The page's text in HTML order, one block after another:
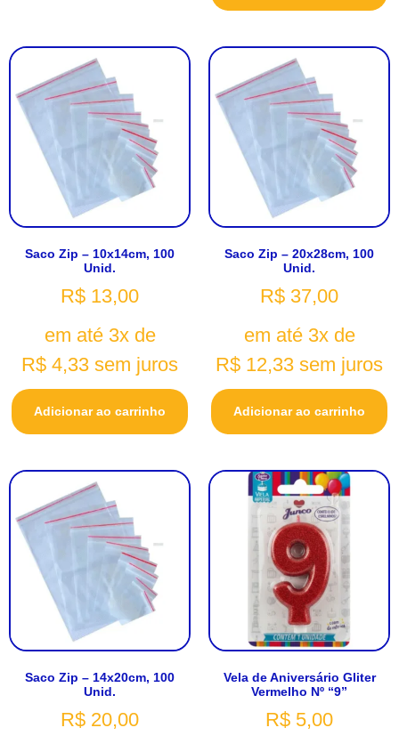
Saco Zip – 10x14cm, 100
Unid.
R$ 13,00
em até 3x de
R$ 4,33 sem juros
Adicionar ao carrinho
Saco Zip – 20x28cm, 100
Unid.
R$ 37,00
em até 3x de
R$ 12,33 sem juros
Adicionar ao carrinho
Saco Zip – 14x20cm, 100
Unid.
R$ 20,00
Vela de Aniversário Gliter
Vermelho Nº “9”
R$ 5,00